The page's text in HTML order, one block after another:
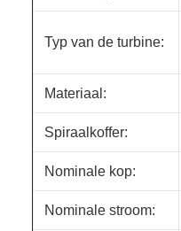
Typ van de turbine:
Materiaal:
Spiraalkoffer:
Nominale kop:
Nominale stroom: